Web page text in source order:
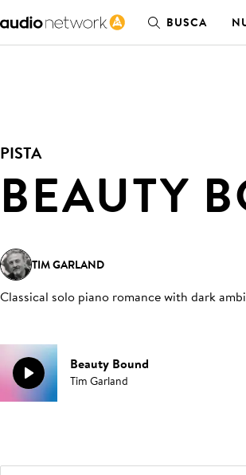
BUSCA
PISTA
BEAUTY
TIM GARLAND
Classical solo piano romance with dark
Beauty Bound
Tim Garland